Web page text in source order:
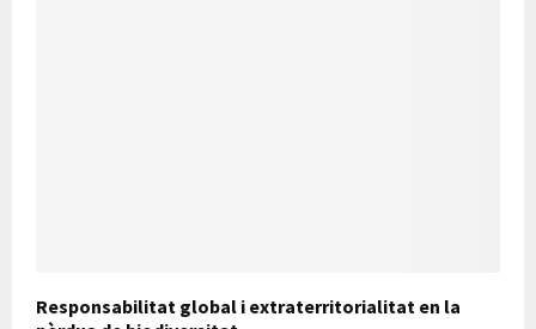
Responsabilitat global i extraterritorialitat en la